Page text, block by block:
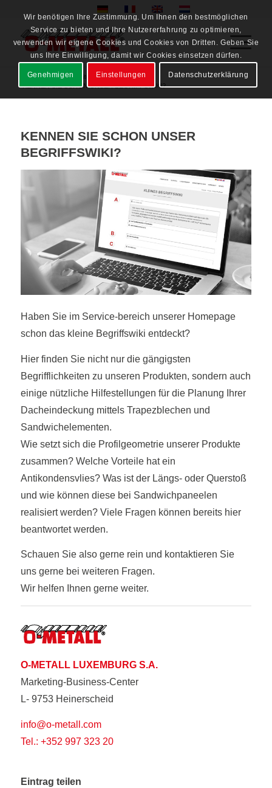
Startseite / Neuigkeiten / News
/
KENNEN SIE SCHON UNSER BEGRIFFSWIKI?
KENNEN SIE SCHON UNSER
BEGRIFFSWIKI?
Haben Sie im Service-bereich unserer Homepage
schon das kleine Begriffswiki entdeckt?
Hier finden Sie nicht nur die gängigsten
Begrifflichkeiten zu unseren Produkten, sondern auch
einige nützliche Hilfestellungen für die Planung Ihrer
Dacheindeckung mittels Trapezblechen und
Sandwichelementen.
Wie setzt sich die Profilgeometrie unserer Produkte
zusammen? Welche Vorteile hat ein
Antikondensvlies? Was ist der Längs- oder Querstoß
und wie können diese bei Sandwichpaneelen
realisiert werden? Viele Fragen können bereits hier
beantwortet werden.
Schauen Sie also gerne rein und kontaktieren Sie
uns gerne bei weiteren Fragen.
Wir helfen Ihnen gerne weiter.
O-METALL LUXEMBURG S.A.
Marketing-Business-Center
L- 9753 Heinerscheid
info@o-metall.com
Tel.: +352 997 323 20
Eintrag teilen
Wir benötigen Ihre Zustimmung. Um Ihnen den bestmöglichen
Service zu bieten und Ihre Nutzererfahrung zu optimieren,
verwenden wir eigene Cookies und Cookies von Dritten. Geben Sie
uns Ihre Einwilligung, damit wir Cookies einsetzen dürfen.
Genehmigen Einstellungen Datenschutzerklärung